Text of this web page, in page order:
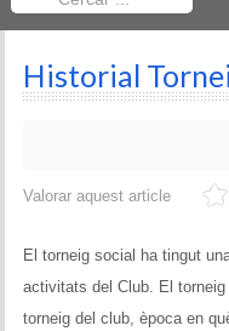
Equips Sub-12
TORNEIGS DEL CLUB
Bases 2022
Historial Obert Baix
...
Historial
Valorar aquest article
El torneig social ha tingut
activitats del Club. El
torneig del club, època en